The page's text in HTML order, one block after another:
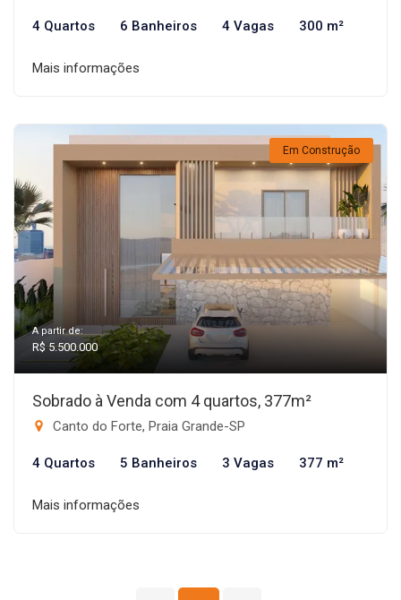
4 Quartos 6 Banheiros 4 Vagas 300 m²
Mais informações
Em Construção
A partir de:
R$ 5.500.000
Sobrado à Venda com 4 quartos, 377m²
Canto do Forte, Praia Grande-SP
4 Quartos 5 Banheiros 3 Vagas 377 m²
Mais informações